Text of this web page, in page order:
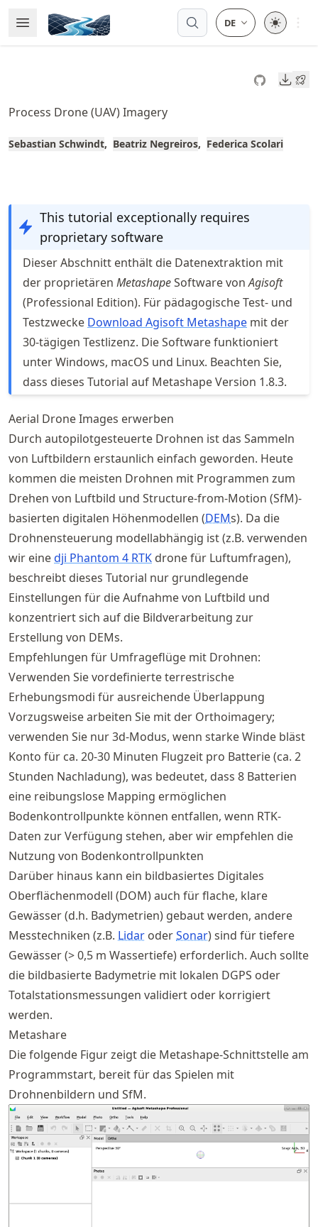
to
article
to
content
Open Menu
Made with MyST
Open
Process Drone (UAV) Imagery
Sebastian Schwindt Beatriz Negreiros Federica Scolari
This tutorial exceptionally requires
proprietary software
Dieser Abschnitt enthält die Datenextraktion mit
der proprietären MetashapeSoftware vonAgisoft
(Professional Edition). Für pädagogische Test- und
Testzwecke Download Agisoft Metashape mit der
30-tägigen Testlizenz. Die Software funktioniert
unter Windows, macOS und Linux. Beachten Sie,
dass dieses Tutorial auf Metashape Version 1.8.3.
Aerial Drone Images erwerben
Durch autopilotgesteuerte Drohnen ist das Sammeln
von Luftbildern erstaunlich einfach geworden. Heute
kommen die meisten Drohnen mit Programmen zum
Drehen von Luftbild und Structure-from-Motion (SfM)-
basierten digitalen Höhenmodellen (DEMs). Da die
Drohnensteuerung modellabhängig ist (z.B. verwenden
wir einedji Phantom 4 RTK drone für Luftumfragen),
beschreibt dieses Tutorial nur grundlegende
Einstellungen für die Aufnahme von Luftbild und
konzentriert sich auf die Bildverarbeitung zur
Erstellung von DEMs.
Empfehlungen für Umfrageflüge mit Drohnen:
Verwenden Sie vordefinierte terrestrische
Erhebungsmodi für ausreichende Überlappung
Vorzugsweise arbeiten Sie mit der Orthoimagery;
verwenden Sie nur 3d-Modus, wenn starke Winde bläst
Konto für ca. 20-30 Minuten Flugzeit pro Batterie (ca. 2
Stunden Nachladung), was bedeutet, dass 8 Batterien
eine reibungslose Mapping ermöglichen
Bodenkontrollpunkte können entfallen, wenn RTK-
Daten zur Verfügung stehen, aber wir empfehlen die
Nutzung von Bodenkontrollpunkten
Darüber hinaus kann ein bildbasiertes Digitales
Oberflächenmodell (DOM) auch für flache, klare
Gewässer (d.h. Badymetrien) gebaut werden, andere
Messtechniken (z.B. Lidar oderSonar) sind für tiefere
Gewässer (> 0,5 m Wassertiefe) erforderlich. Auch sollte
die bildbasierte Badymetrie mit lokalen DGPS oder
Totalstationsmessungen validiert oder korrigiert
werden.
Metashare
Die folgende Figur zeigt die Metashape-Schnittstelle am
Programmstart, bereit für das Spielen mit
Drohnenbildern und SfM.